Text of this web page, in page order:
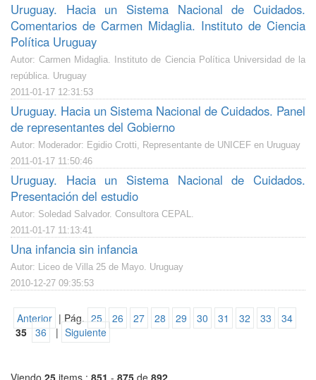
Uruguay. Hacia un Sistema Nacional de Cuidados.
Comentarios de Carmen Midaglia. Instituto de Ciencia
Política Uruguay
Autor: Carmen Midaglia. Instituto de Ciencia Política Universidad de la
república. Uruguay
2011-01-17 12:31:53
Uruguay. Hacia un Sistema Nacional de Cuidados. Panel
de representantes del Gobierno
Autor: Moderador: Egidio Crotti, Representante de UNICEF en Uruguay
2011-01-17 11:50:46
Uruguay. Hacia un Sistema Nacional de Cuidados.
Presentación del estudio
Autor: Soledad Salvador. Consultora CEPAL.
2011-01-17 11:13:41
Una infancia sin infancia
Autor: Liceo de Villa 25 de Mayo. Uruguay
2010-12-27 09:35:53
Anterior | Pág. 25 26 27 28 29 30 31 32 33
34
35 36 | Siguiente
Viendo 25 items : 851 - 875 de 892